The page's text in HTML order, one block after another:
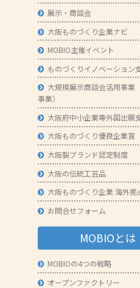
展示・商談会
大阪ものづくり企業ナビ
MOBIO主催イベント
ものづくりイノベーション
大規模展示商談会活用事業
事業）
大阪府中小企業等外国出願
大阪ものづくり優良企業賞
大阪製ブランド認定制度
大阪の伝統工芸品
大阪ものづくり企業 海外拠
お問合せフォーム
MOBIOとは
MOBIOの4つの戦略
オープンファクトリー